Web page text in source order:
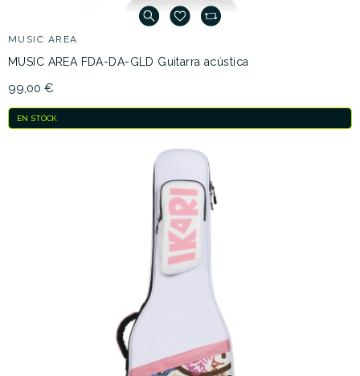
MUSIC AREA
MUSIC AREA FDA-DA-GLD Guitarra acústica
99,00 €
EN STOCK